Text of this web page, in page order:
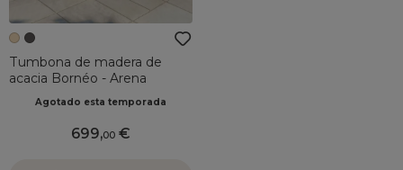
Tumbona de madera de
acacia Bornéo - Arena
Agotado esta temporada
699,00